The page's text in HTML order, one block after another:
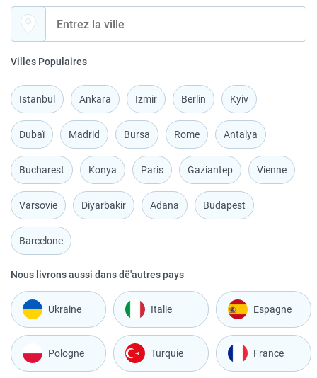
Villes Populaires
Istanbul Ankara Izmir Berlin Kyiv
Dubaï Madrid Bursa Rome Antalya
Bucharest Konya Paris Gaziantep Vienne
Varsovie Diyarbakir Adana Budapest
Barcelone
Nous livrons aussi dans dё'autres pays
Ukraine Italie Espagne
Pologne Turquie France